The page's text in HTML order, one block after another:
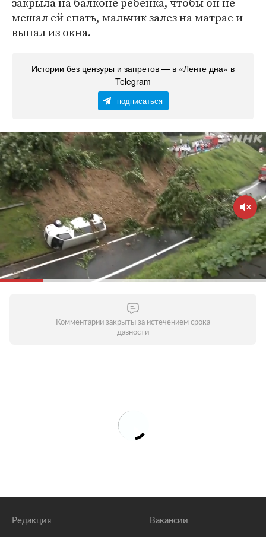
мешал ей спать, мальчик залез на матрас и
выпал из окна.
Истории без цензуры и запретов — в «Ленте дна» в
Telegram
подписаться
Комментарии закрыты за истечением срока
давности
Редакция Вакансии